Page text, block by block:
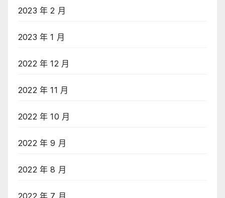
2023 年 2 月
2023 年 1 月
2022 年 12 月
2022 年 11 月
2022 年 10 月
2022 年 9 月
2022 年 8 月